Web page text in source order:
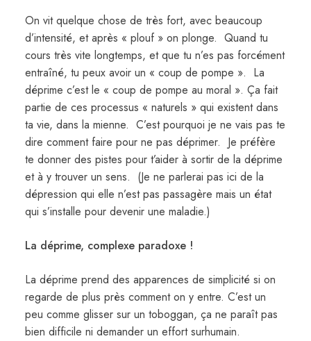
On vit quelque chose de très fort, avec beaucoup
d’intensité, et après « plouf » on plonge. Quand tu
cours très vite longtemps, et que tu n’es pas forcément
entraîné, tu peux avoir un « coup de pompe ». La
déprime c’est le « coup de pompe au moral ». Ça fait
partie de ces processus « naturels » qui existent dans
ta vie, dans la mienne. C’est pourquoi je ne vais pas te
dire comment faire pour ne pas déprimer. Je préfère
te donner des pistes pour t’aider à sortir de la déprime
et à y trouver un sens. (Je ne parlerai pas ici de la
dépression qui elle n’est pas passagère mais un état
qui s’installe pour devenir une maladie.)
La déprime, complexe paradoxe !
La déprime prend des apparences de simplicité si on
regarde de plus près comment on y entre. C’est un
peu comme glisser sur un toboggan, ça ne paraît pas
bien difficile ni demander un effort surhumain.